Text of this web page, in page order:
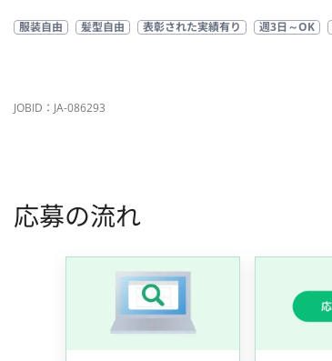
服装自由 髪型自由 表彰された実績有り 週3日～OK
JOBID：JA-086293
応募の流れ